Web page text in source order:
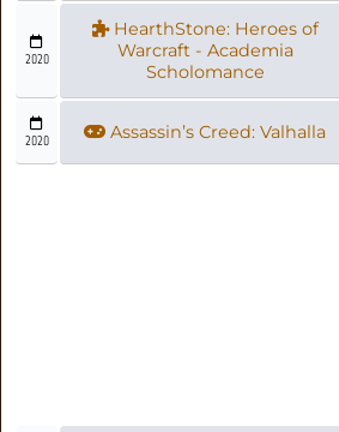
2020
HearthStone: Heroes of
Warcraft - Academia
Scholomance
2020 Assassin’s Creed: Valhalla